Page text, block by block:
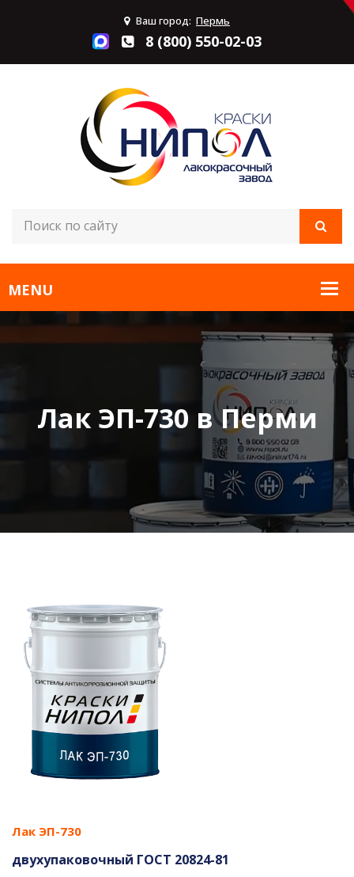
Ваш город: Пермь
8 (800) 550-02-03
Лак ЭП-730 в Перми
Лак ЭП-730
двухупаковочный ГОСТ 20824-81